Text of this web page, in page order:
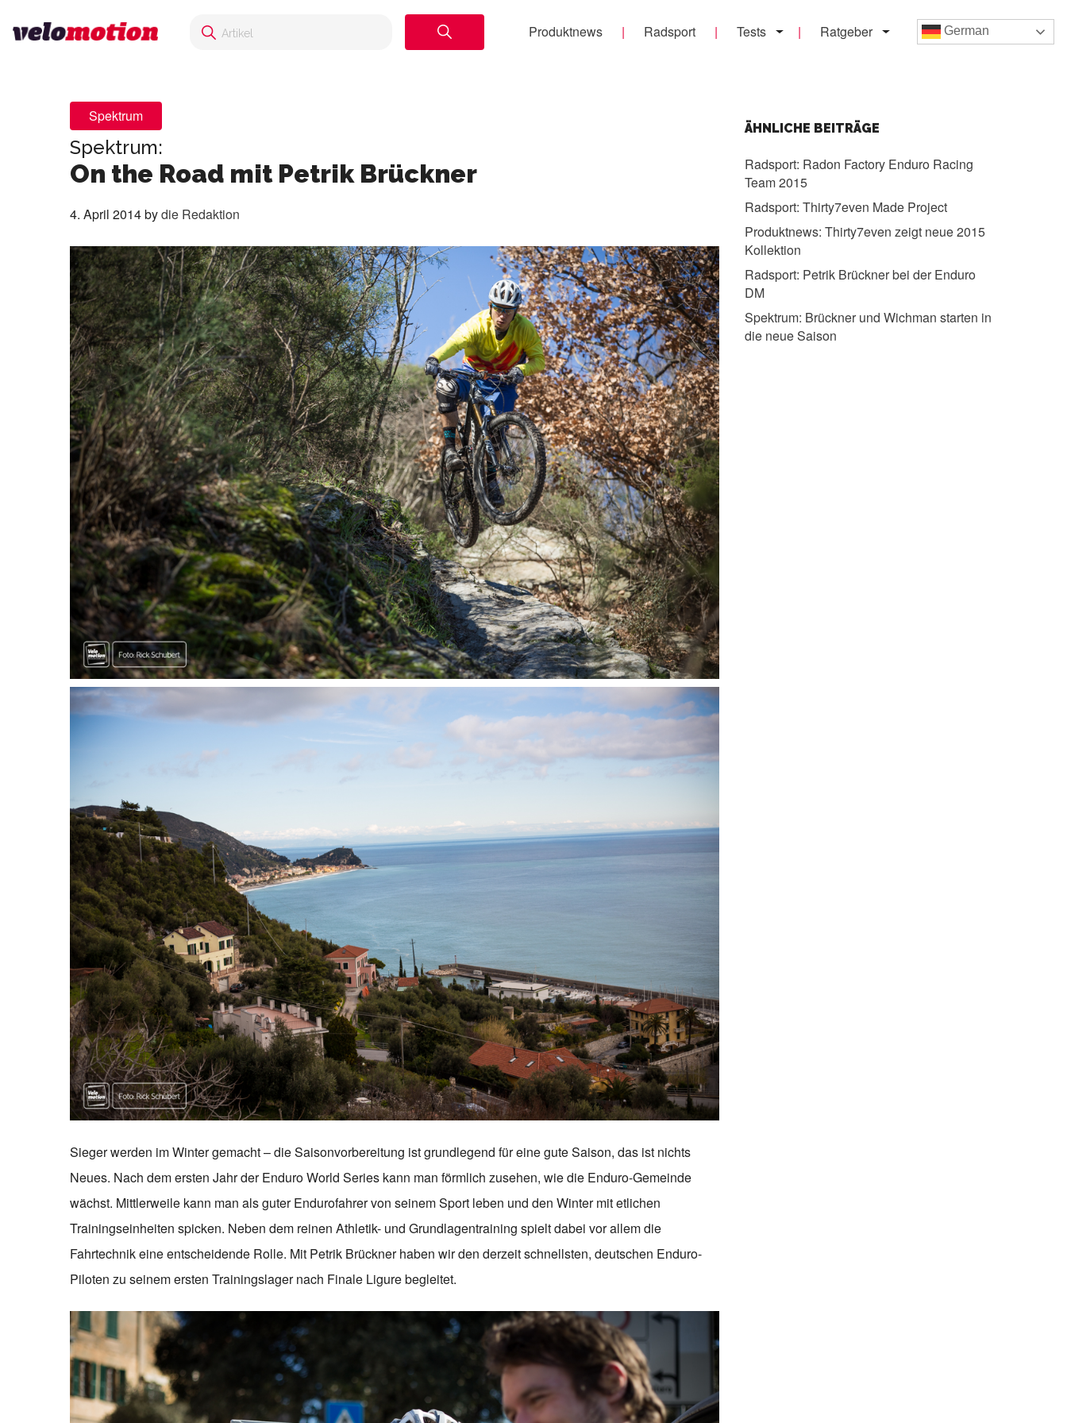
Produktnews Radsport Tests Ratgeber German
Spektrum
Spektrum:
On the Road mit Petrik Brückner
4. April 2014bydie Redaktion
Sieger werden im Winter gemacht – die Saisonvorbereitung ist grundlegend für eine gute Saison, das ist nichts
Neues. Nach dem ersten Jahr der Enduro World Series kann man förmlich zusehen, wie die Enduro-Gemeinde
wächst. Mittlerweile kann man als guter Endurofahrer von seinem Sport leben und den Winter mit etlichen
Trainingseinheiten spicken. Neben dem reinen Athletik- und Grundlagentraining spielt dabei vor allem die
Fahrtechnik eine entscheidende Rolle. Mit Petrik Brückner haben wir den derzeit schnellsten, deutschen Enduro-
Piloten zu seinem ersten Trainingslager nach Finale Ligure begleitet.
ÄHNLICHE BEITRÄGE
Radsport: Radon Factory Enduro Racing
Team 2015
Radsport: Thirty7even Made Project
Produktnews: Thirty7even zeigt neue 2015
Kollektion
Radsport: Petrik Brückner bei der Enduro
DM
Spektrum: Brückner und Wichman starten in
die neue Saison